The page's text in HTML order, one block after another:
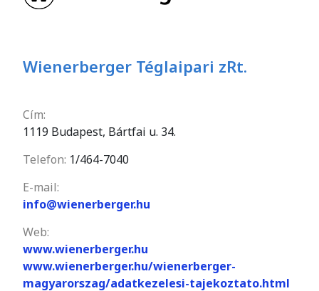
Wienerberger Téglaipari zRt.
Cím:
1119 Budapest, Bártfai u. 34.
Telefon: 1/464-7040
E-mail:
info@wienerberger.hu
Web:
www.wienerberger.hu
www.wienerberger.hu/wienerberger-
magyarorszag/adatkezelesi-tajekoztato.html